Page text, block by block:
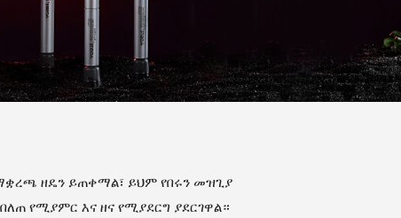
ዘዴን ይጠቀማል፣ ይህም የበሩን መዝጊያ
የሚያምር እና ዘና የሚያደርግ ያደርገዋል።